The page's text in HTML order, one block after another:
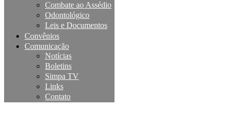
Combate ao Assédio
Odontológico
Leis e Documentos
Convênios
Comunicação
Notícias
Boletins
Simpa TV
Links
Contato